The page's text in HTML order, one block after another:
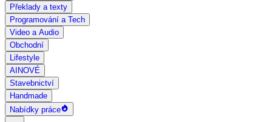
Překlady a texty
Programování a Tech
Video a Audio
Obchodní
Lifestyle
AI NOVÉ
Stavebnictví
Handmade
Nabídky práce